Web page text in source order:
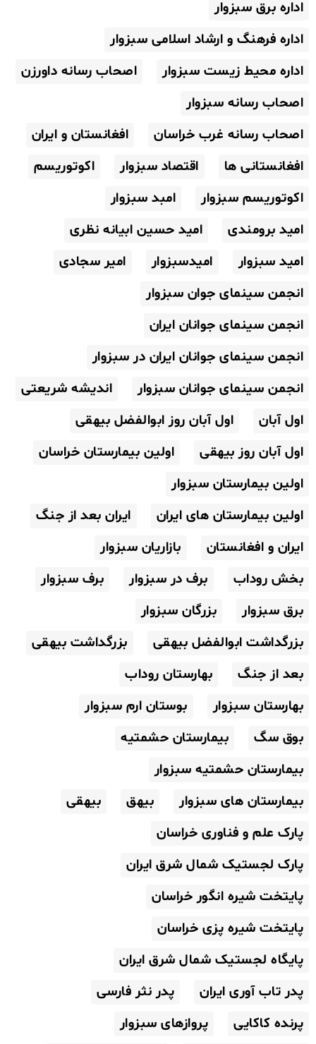
اداره برق سبزوار
اداره فرهنگ و ارشاد اسلامی سبزوار
اداره محیط زیست سبزوار
اصحاب رسانه داورزن
اصحاب رسانه سبزوار
اصحاب رسانه غرب خراسان
افغانستان و ایران
افغانستانی ها
اقتصاد سبزوار
اکوتوریسم
اکوتوریسم سبزوار
امبد سبزوار
امید برومندی
امید حسین ابیانه نظری
امید سبزوار
امیدسبزوار
امیر سجادی
انجمن سینمای جوان سبزوار
انجمن سینمای جوانان ایران
انجمن سینمای جوانان ایران در سبزوار
انجمن سینمای جوانان سبزوار
اندیشه شریعتی
اول آبان
اول آبان روز ابوالفضل بیهقی
اول آبان روز بیهقی
اولین بیمارستان خراسان
اولین بیمارستان سبزوار
اولین بیمارستان های ایران
ایران بعد از جنگ
ایران و افغانستان
بازاریان سبزوار
بخش روداب
برف در سبزوار
برف سبزوار
برق سبزوار
بزرگان سبزوار
بزرگداشت ابوالفضل بیهقی
بزرگداشت بیهقی
بعد از جنگ
بهارستان روداب
بهارستان سبزوار
بوستان ارم سبزوار
بوق سگ
بیمارستان حشمتیه
بیمارستان حشمتیه سبزوار
بیمارستان های سبزوار
بیهق
بیهقی
پارک علم و فناوری خراسان
پارک لجستیک شمال شرق ایران
پایتخت شیره انگور خراسان
پایتخت شیره پزی خراسان
پایگاه لجستیک شمال شرق ایران
پدر تاب آوری ایران
پدر نثر فارسی
پرنده کاکایی
پروازهای سبزوار